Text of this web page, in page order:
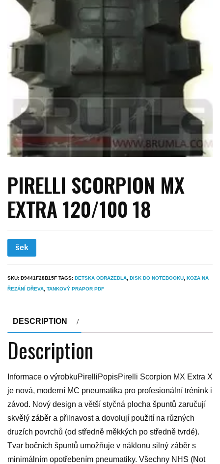
PIRELLI SCORPION MX
EXTRA 120/100 18
šek
SKU: D9441F28B15F TAGS: DETSKA ODRAZEDLA DISK DO NOTEBOOKU KOZA NA
ŘEZÁNÍ DŘEVA TANKOVÝ PRAPOR PDF
DESCRIPTION
Description
Informace o výrobkuPirelliPopisPirelli Scorpion MX Extra X
je nová, moderní MC pneumatika pro profesionální trénink i
závod. Nový design a větší styčná plocha špuntů zaručují
skvělý záběr a přilnavost a dovolují použití na různých
druzích povrchů (od středně měkkých po středně tvrdé).
Tvar bočních špuntů umožňuje v náklonu silný záběr s
minimálním opotřebením pneumatiky. Všechny NHS (Not